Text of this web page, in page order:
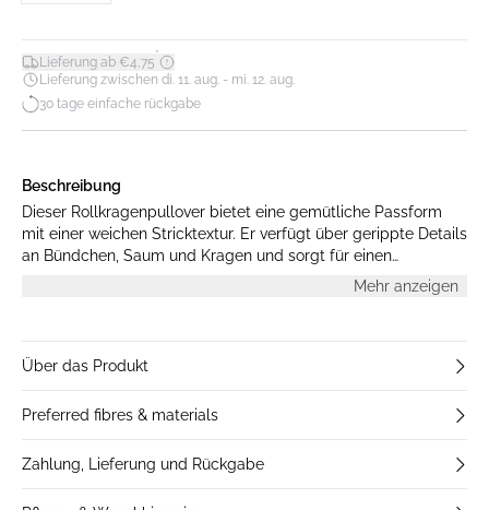
Lieferung ab €4,75*
Lieferung zwischen di. 11. aug. - mi. 12. aug.
30 tage einfache rückgabe
Beschreibung
Dieser Rollkragenpullover bietet eine gemütliche Passform
mit einer weichen Stricktextur. Er verfügt über gerippte Details
an Bündchen, Saum und Kragen und sorgt für einen
klassischen Look, ideal zum Layern oder einzeln tragen.
Mehr anzeigen
Über das Produkt
Preferred fibres & materials
Zahlung, Lieferung und Rückgabe